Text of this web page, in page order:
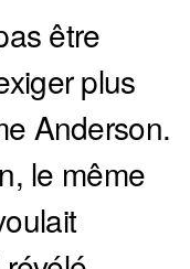
être
plus
Anderson.
le même